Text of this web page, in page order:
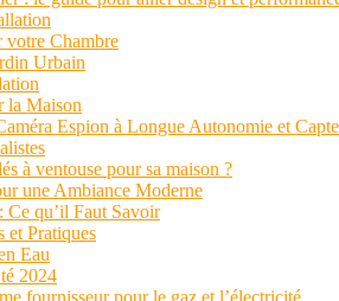
votre Chambre
Urbain
la Maison
Espion à Longue Autonomie et
à ventouse pour sa maison ?
une Ambiance Moderne
qu’il Faut Savoir
et Pratiques
Eau
2024
fournisseur pour le gaz et l’électricité